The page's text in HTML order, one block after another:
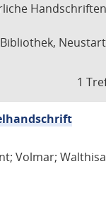
1
Volmar;